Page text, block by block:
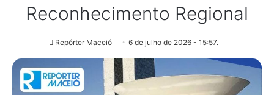
Reconhecimento Regional
Repórter Maceió 6 de julho de 2026 - 15:57.